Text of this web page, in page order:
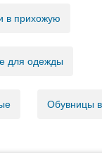
в прихожую
для одежды
Обувницы